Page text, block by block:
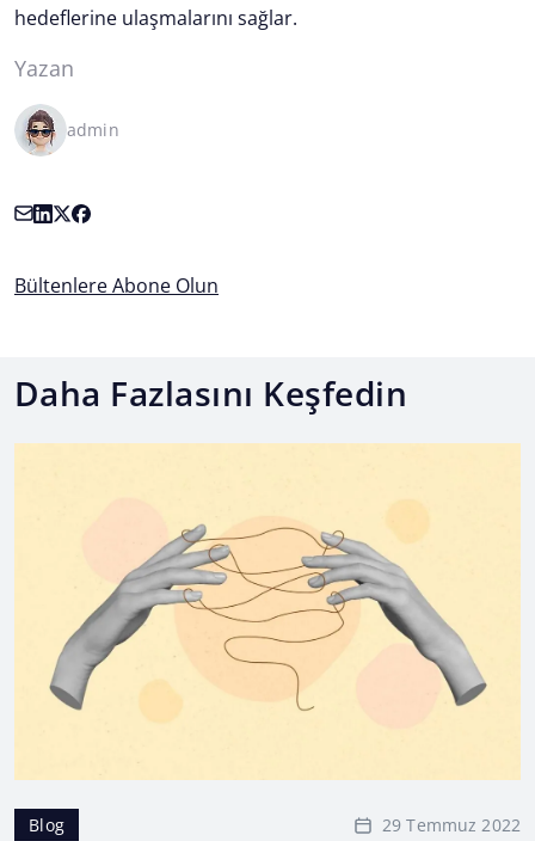
Yazan
admin
Bültenlere Abone Olun
hedeflerine ulaşmalarını sağlar.
Daha Fazlasını Keşfedin
Blog 29 Temmuz 2022